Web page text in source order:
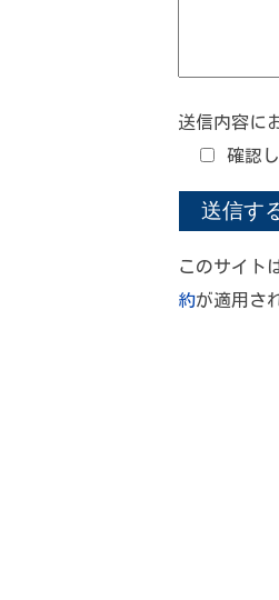
送信内容に
確認
このサイト
約が適用さ